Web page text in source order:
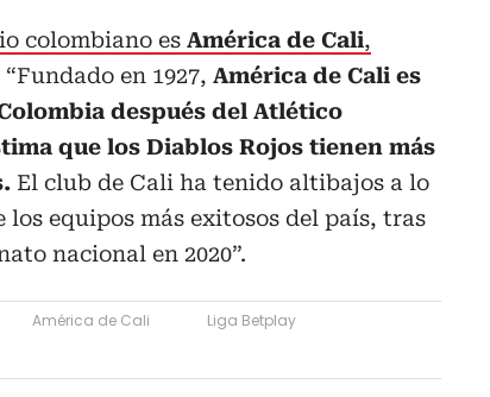
colombiano es América de Cali,
“Fundado en 1927, América de Cali es
después del Atlético
que los Diablos Rojos tienen más
El club de Cali ha tenido altibajos a lo
los equipos más exitosos del país, tras
nacional en 2020”.
América de Cali
Liga Betplay